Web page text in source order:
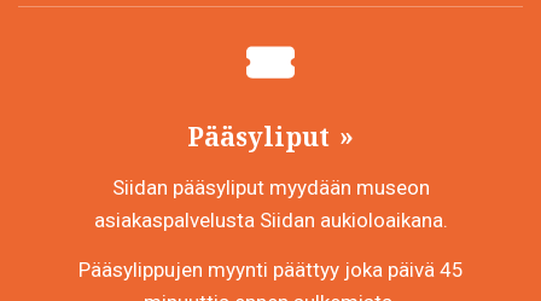
Pääsyliput
Siidan pääsyliput myydään museon
asiakaspalvelusta Siidan aukioloaikana.
Pääsylippujen myynti päättyy joka päivä 45